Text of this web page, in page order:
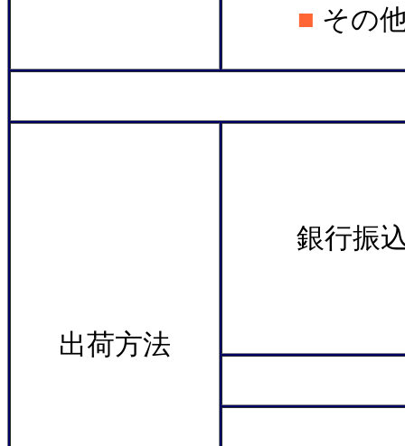
■ その
出荷方法
銀行振